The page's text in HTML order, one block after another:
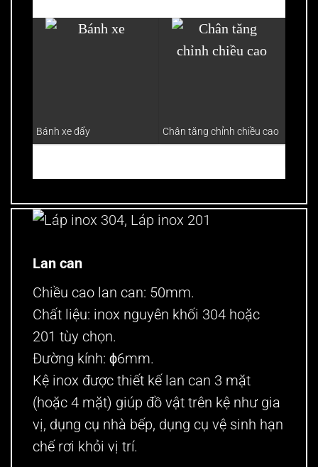
Bánh xe đẩy Chân tăng chỉnh chiều cao
Lan can
Chiều cao lan can: 50mm.
Chất liệu: inox nguyên khối 304 hoặc
201 tùy chọn.
Đường kính: ϕ6mm.
Kệ inox được thiết kế lan can 3 mặt
(hoặc 4 mặt) giúp đồ vật trên kệ như gia
vị, dụng cụ nhà bếp, dụng cụ vệ sinh hạn
chế rơi khỏi vị trí.